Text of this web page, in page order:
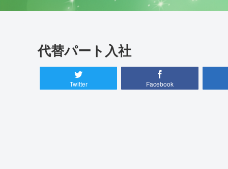
代替パート入社
Twitter Facebook